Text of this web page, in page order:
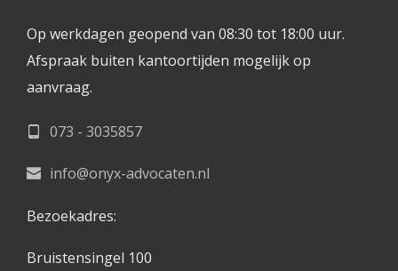
Op werkdagen geopend van 08:30 tot 18:00 uur.
Afspraak buiten kantoortijden mogelijk op
aanvraag.
073 - 3035857
info@onyx-advocaten.nl
Bezoekadres:
Bruistensingel 100